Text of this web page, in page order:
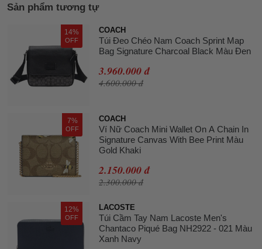
Sản phẩm tương tự
14%
OFF
COACH
Túi Đeo Chéo Nam Coach Sprint Map
Bag Signature Charcoal Black Màu Đen
3.960.000 đ
4.600.000 đ
7%
OFF
COACH
Ví Nữ Coach Mini Wallet On A Chain In
Signature Canvas With Bee Print Màu
Gold Khaki
2.150.000 đ
2.300.000 đ
12%
OFF
LACOSTE
Túi Cầm Tay Nam Lacoste Men's
Chantaco Piqué Bag NH2922 - 021 Màu
Xanh Navy